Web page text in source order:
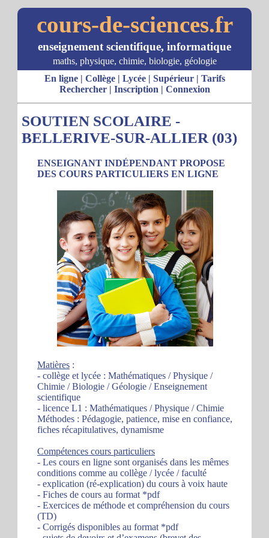
cours-de-sciences.fr
enseignement scientifique, informatique
maths, physique, chimie, biologie, géologie
En ligne| Collège| Lycée| Supérieur| Tarifs
Rechercher| Inscription | Connexion
SOUTIEN SCOLAIRE -
BELLERIVE-SUR-ALLIER (03)
ENSEIGNANT INDÉPENDANT PROPOSE
DES COURS PARTICULIERS EN LIGNE
Matières :
- collège et lycée : Mathématiques / Physique /
Chimie / Biologie / Géologie / Enseignement
scientifique
- licence L1 : Mathématiques / Physique / Chimie
Méthodes : Pédagogie, patience, mise en confiance,
fiches récapitulatives, dynamisme
Compétences cours particuliers
- Les cours en ligne sont organisés dans les mêmes
conditions comme au collège / lycée / faculté
- explication (ré-explication) du cours à voix haute
- Fiches de cours au format *pdf
- Exercices de méthode et compréhension du cours
(TD)
- Corrigés disponibles au format *pdf